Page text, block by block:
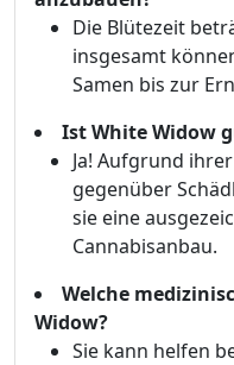
Die Blütezeit
insgesamt
Samen bis zur
Ist White Widow
Ja! Aufgrund
gegenüber
sie eine
Cannabisanbau.
Welche
Widow?
Sie kann helfen